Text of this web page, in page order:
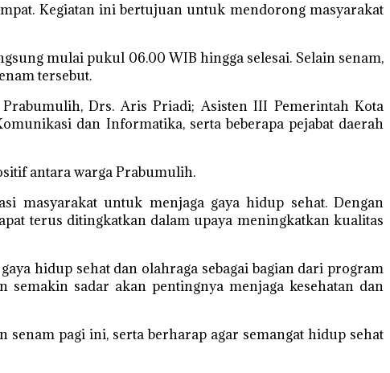
Kegiatan ini bertujuan untuk mendorong masyarakat
mulai pukul 06.00 WIB hingga selesai. Selain senam,
tersebut.
Drs. Aris Priadi; Asisten III Pemerintah Kota
dan Informatika, serta beberapa pejabat daerah
antara warga Prabumulih.
masyarakat untuk menjaga gaya hidup sehat. Dengan
terus ditingkatkan dalam upaya meningkatkan kualitas
hidup sehat dan olahraga sebagai bagian dari program
semakin sadar akan pentingnya menjaga kesehatan dan
pagi ini, serta berharap agar semangat hidup sehat